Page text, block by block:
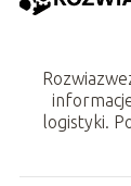
logistyki.